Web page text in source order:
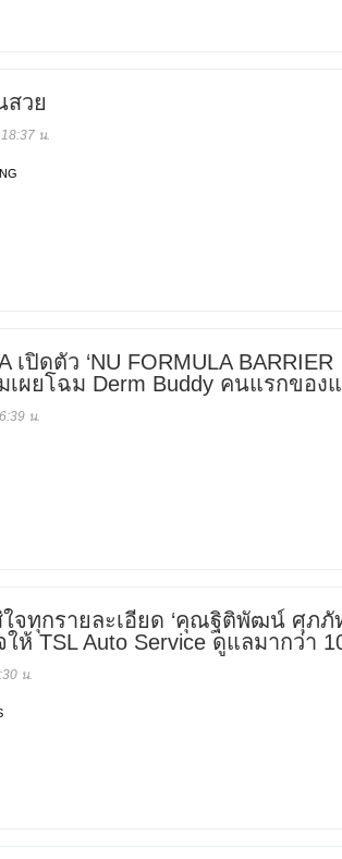
สวย
น.
เปิดตัว ‘NU FORMULA BARRIER
มเผยโฉม Derm Buddy คนแรกของ
น.
ใจทุกรายละเอียด ‘คุณฐิติพัฒน์ ศุภภั
ให้ TSL Auto Service ดูแลมากว่า
น.